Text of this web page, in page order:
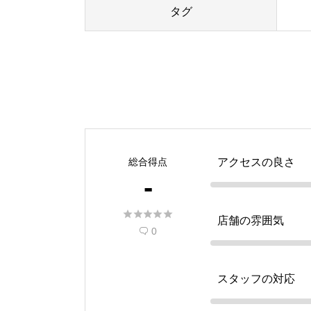
タグ
総合得点
-

 0
アクセスの良さ
店舗の雰囲気
スタッフの対応